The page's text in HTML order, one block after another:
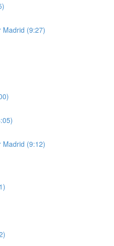
Madrid (9:27)
Madrid (9:12)